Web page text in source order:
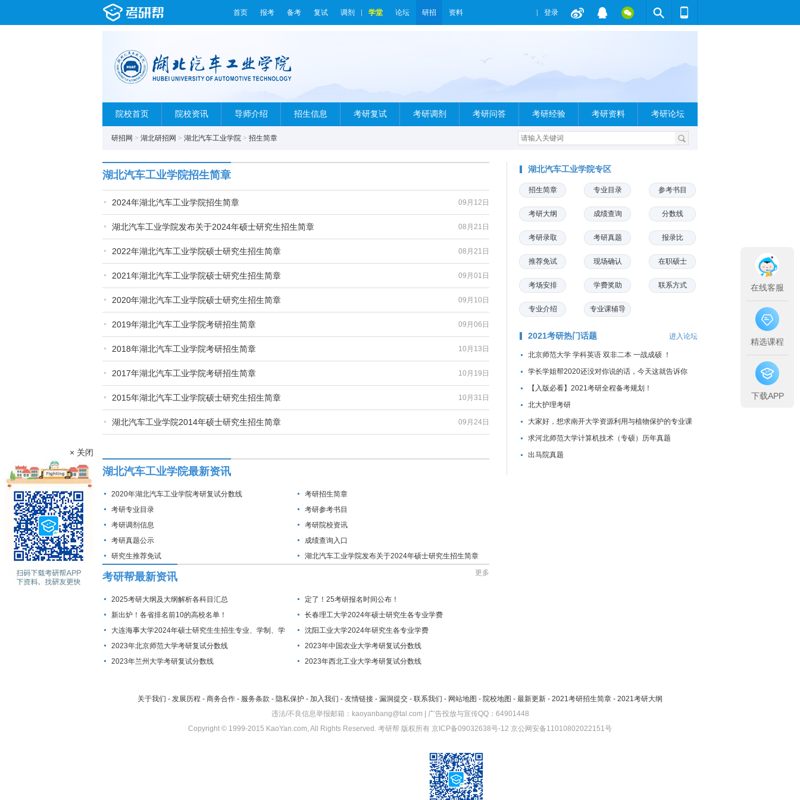
首页 报考 备考 复试 调剂 学堂 论坛 研招 资料 登录
院校首页 院校资讯 导师介绍 招生信息 考研复试 考研调剂 考研问答 考研经验 考研资料 考研论坛
研招网 > 湖北研招网 > 湖北汽车工业学院 > 招生简章
湖北汽车工业学院招生简章
09月12日
2024年湖北汽车工业学院招生简章
08月21日
湖北汽车工业学院发布关于2024年硕士研究生招生简章
08月21日
2022年湖北汽车工业学院硕士研究生招生简章
09月01日
2021年湖北汽车工业学院硕士研究生招生简章
09月10日
2020年湖北汽车工业学院硕士研究生招生简章
09月06日
2019年湖北汽车工业学院考研招生简章
10月13日
2018年湖北汽车工业学院考研招生简章
10月19日
2017年湖北汽车工业学院考研招生简章
10月31日
2015年湖北汽车工业学院硕士研究生招生简章
09月24日
湖北汽车工业学院2014年硕士研究生招生简章
湖北汽车工业学院最新资讯
2020年湖北汽车工业学院考研复试分数线
考研招生简章
考研专业目录
考研参考书目
考研调剂信息
考研院校资讯
考研真题公示
成绩查询入口
研究生推荐免试
湖北汽车工业学院发布关于2024年硕士研究生招生简章
考研帮最新资讯 更多
2025考研大纲及大纲解析各科目汇总
定了！25考研报名时间公布！
新出炉！各省排名前10的高校名单！
长春理工大学2024年硕士研究生各专业学费
大连海事大学2024年硕士研究生生招生专业、学制、学
费标准及拟招生人数
沈阳工业大学2024年研究生各专业学费
2023年北京师范大学考研复试分数线
2023年中国农业大学考研复试分数线
2023年兰州大学考研复试分数线
2023年西北工业大学考研复试分数线
湖北汽车工业学院专区
招生简章 专业目录 参考书目
考研大纲 成绩查询 分数线
考研录取 考研真题 报录比
推荐免试 现场确认 在职硕士
考场安排 学费奖助 联系方式
专业介绍 专业课辅导
2021考研热门话题 进入论坛
北京师范大学 学科英语 双非二本 一战成硕 ！
学长学姐帮2020还没对你说的话，今天这就告诉你
【入版必看】2021考研全程备考规划！
北大护理考研
大家好，想求南开大学资源利用与植物保护的专业课
资料...
求河北师范大学计算机技术（专硕）历年真题
出马院真题
关于我们 - 发展历程 - 商务合作 - 服务条款 - 隐私保护 - 加入我们 - 友情链接 - 漏洞提交 - 联系我们 - 网站地图 - 院校地图 - 最新更新 - 2021考研招生简章 - 2021考研大纲
违法/不良信息举报邮箱：kaoyanbang@tal.com | 广告投放与宣传QQ：64901448
Copyright © 1999-2015 KaoYan.com, All Rights Reserved. 考研帮 版权所有 京ICP备09032638号-12 京公网安备11010802022151号
× 关闭
在线客服
精选课程
下载APP